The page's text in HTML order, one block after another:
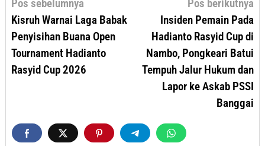
Pos sebelumnya
Kisruh Warnai Laga Babak
Penyisihan Buana Open
Tournament Hadianto
Rasyid Cup 2026
Pos berikutnya
Insiden Pemain Pada
Hadianto Rasyid Cup di
Nambo, Pongkeari Batui
Tempuh Jalur Hukum dan
Lapor ke Askab PSSI
Banggai